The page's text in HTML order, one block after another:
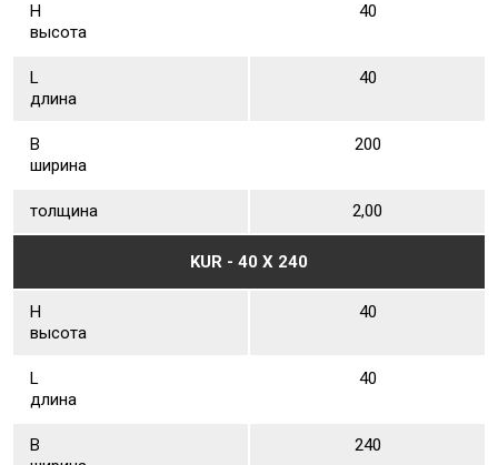
Н
высота
40
L
длина
40
В
ширина
200
толщина 2,00
KUR - 40 Х 240
Н
высота
40
L
длина
40
В
240